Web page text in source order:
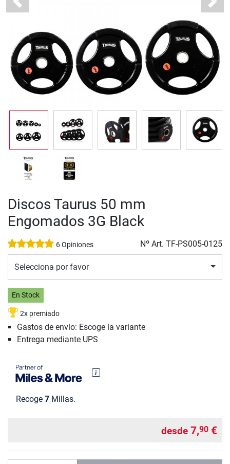
Previous Next
Discos Taurus 50 mm
Engomados 3G Black
6 Opiniones Nº Art. TF-PS005-0125
Selecciona por favor
En Stock
2x premiado
Gastos de envío: Escoge la variante
Entrega mediante UPS
Recoge 7 Millas.
desde 7,90 €